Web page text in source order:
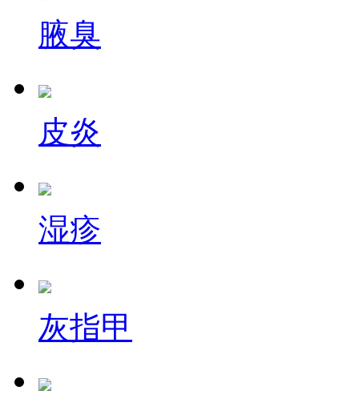
腋臭
皮炎
湿疹
灰指甲